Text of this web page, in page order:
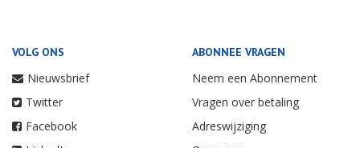
VOLG ONS
Nieuwsbrief
Twitter
Facebook
ABONNEE VRAGEN
Neem een Abonnement
Vragen over betaling
Adreswijziging